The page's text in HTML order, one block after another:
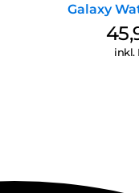
Galaxy
inkl.